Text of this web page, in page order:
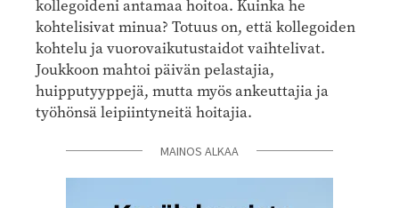
kollegoideni antamaa hoitoa. Kuinka he
kohtelisivat minua? Totuus on, että kollegoiden
kohtelu ja vuorovaikutustaidot vaihtelivat.
Joukkoon mahtoi päivän pelastajia,
huipputyyppejä, mutta myös ankeuttajia ja
työhönsä leipiintyneitä hoitajia.
MAINOS ALKAA